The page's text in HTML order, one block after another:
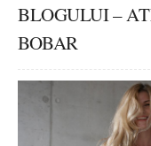
BLOGULUI –
BOBAR